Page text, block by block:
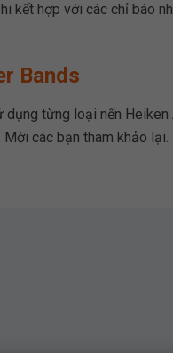
kết hợp với các chỉ báo
Bands
từng loại nến
các bạn tham khảo lại.